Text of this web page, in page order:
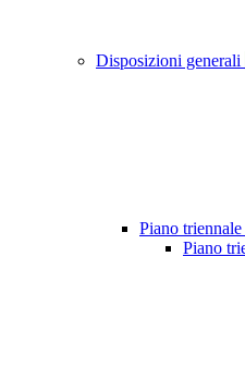
Disposizioni generali
Piano
Piano